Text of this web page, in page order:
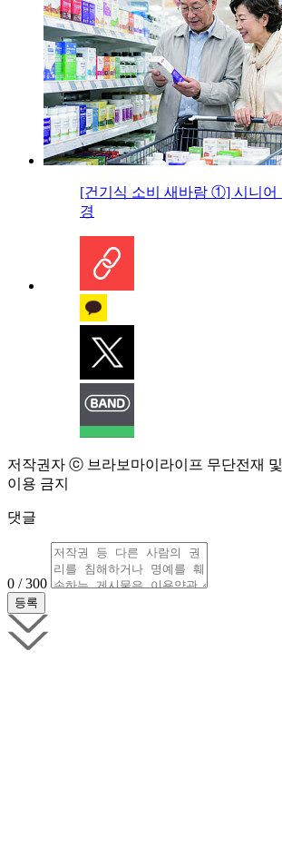
[건기식 소비 새바람 ①] 시니어
경
저작권자 ⓒ 브라보마이라이프 무단전재
이용 금지
댓글
0 / 300